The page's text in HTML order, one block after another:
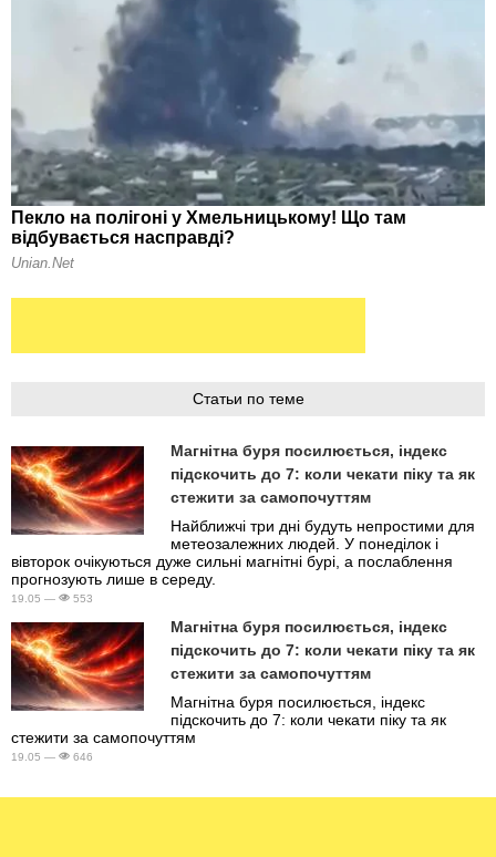
Статьи по теме
Магнітна буря посилюється, індекс
підскочить до 7: коли чекати піку та як
стежити за самопочуттям
Найближчі три дні будуть непростими для
метеозалежних людей. У понеділок і
вівторок очікуються дуже сильні магнітні бурі, а послаблення
прогнозують лише в середу.
19.05 — 553
Магнітна буря посилюється, індекс
підскочить до 7: коли чекати піку та як
стежити за самопочуттям
Магнітна буря посилюється, індекс
підскочить до 7: коли чекати піку та як
стежити за самопочуттям
19.05 — 646